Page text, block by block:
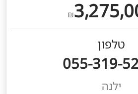
₪
טלפון
055-319-
ילנה